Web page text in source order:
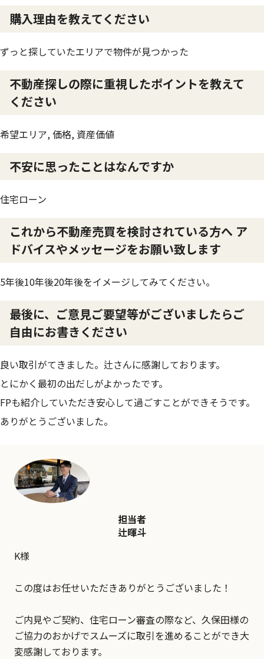
購入理由を教えてください
ずっと探していたエリアで物件が見つかった
不動産探しの際に重視したポイントを教えて
ください
希望エリア, 価格, 資産価値
不安に思ったことはなんですか
住宅ローン
これから不動産売買を検討されている方へ ア
ドバイスやメッセージをお願い致します
5年後10年後20年後をイメージしてみてください。
最後に、ご意見ご要望等がございましたらご
自由にお書きください
良い取引がてきました。辻さんに感謝しております。
とにかく最初の出だしがよかったです。
FPも紹介していただき安心して過ごすことができそうです。
ありがとうございました。
担当者
辻暉斗
K様
この度はお任せいただきありがとうございました！
ご内見やご契約、住宅ローン審査の際など、久保田様の
ご協力のおかげでスムーズに取引を進めることができ大
変感謝しております。